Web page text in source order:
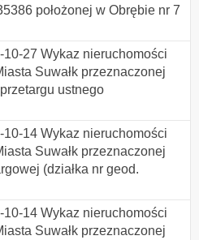
położonej w Obrębie nr 7
10-27 Wykaz nieruchomości
Suwałk przeznaczonej
ustnego
10-14 Wykaz nieruchomości
Suwałk przeznaczonej
(działka nr geod.
10-14 Wykaz nieruchomości
Suwałk przeznaczonej